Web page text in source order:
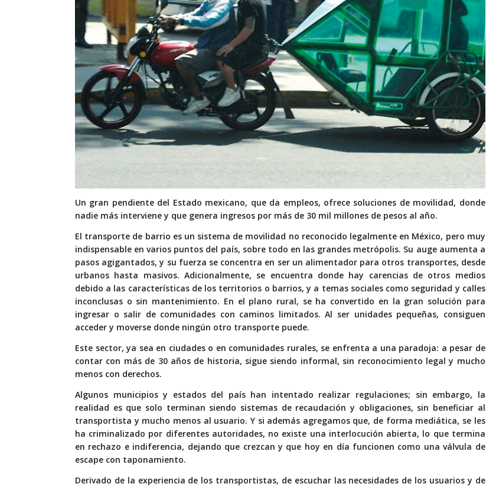
Un gran pendiente del Estado mexicano, que da empleos, ofrece soluciones de movilidad, donde
nadie más interviene y que genera ingresos por más de 30 mil millones de pesos al año.
El transporte de barrio es un sistema de movilidad no reconocido legalmente en México, pero muy
indispensable en varios puntos del país, sobre todo en las grandes metrópolis. Su auge aumenta a
pasos agigantados, y su fuerza se concentra en ser un alimentador para otros transportes, desde
urbanos hasta masivos. Adicionalmente, se encuentra donde hay carencias de otros medios
debido a las características de los territorios o barrios, y a temas sociales como seguridad y calles
inconclusas o sin mantenimiento. En el plano rural, se ha convertido en la gran solución para
ingresar o salir de comunidades con caminos limitados. Al ser unidades pequeñas, consiguen
acceder y moverse donde ningún otro transporte puede.
Este sector, ya sea en ciudades o en comunidades rurales, se enfrenta a una paradoja: a pesar de
contar con más de 30 años de historia, sigue siendo informal, sin reconocimiento legal y mucho
menos con derechos.
Algunos municipios y estados del país han intentado realizar regulaciones; sin embargo, la
realidad es que solo terminan siendo sistemas de recaudación y obligaciones, sin beneficiar al
transportista y mucho menos al usuario. Y si además agregamos que, de forma mediática, se les
ha criminalizado por diferentes autoridades, no existe una interlocución abierta, lo que termina
en rechazo e indiferencia, dejando que crezcan y que hoy en día funcionen como una válvula de
escape con taponamiento.
Derivado de la experiencia de los transportistas, de escuchar las necesidades de los usuarios y de